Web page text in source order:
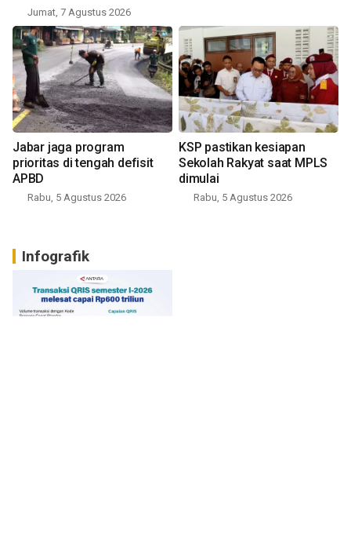
Jumat, 7 Agustus 2026
Jabar jaga program
prioritas di tengah defisit
APBD
Rabu, 5 Agustus 2026
KSP pastikan kesiapan
Sekolah Rakyat saat MPLS
dimulai
Rabu, 5 Agustus 2026
Infografik